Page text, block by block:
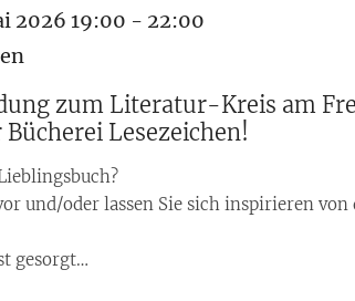
2026 19:00 - 22:00
zum Literatur-Kreis am
Lesezeichen!
und/oder lassen Sie sich inspirieren von
gesorgt…